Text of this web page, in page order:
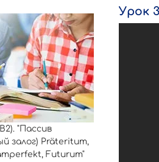
"Пассив
залог) Präteritum,
Futurum"
Урок 3